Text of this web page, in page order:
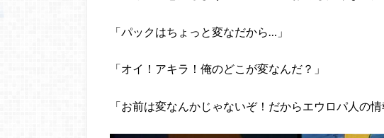
「パックはちょっと変なだから…」
「オイ！アキラ！俺のどこが変なんだ？」
「お前は変なんかじゃないぞ！だからエウロパ人の情